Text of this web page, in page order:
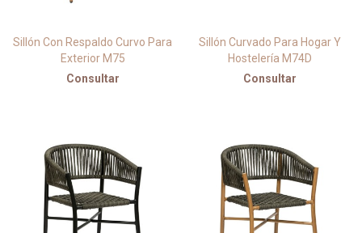
Sillón Con Respaldo Curvo Para
Exterior M75
Consultar
Sillón Curvado Para Hogar Y
Hostelería M74D
Consultar